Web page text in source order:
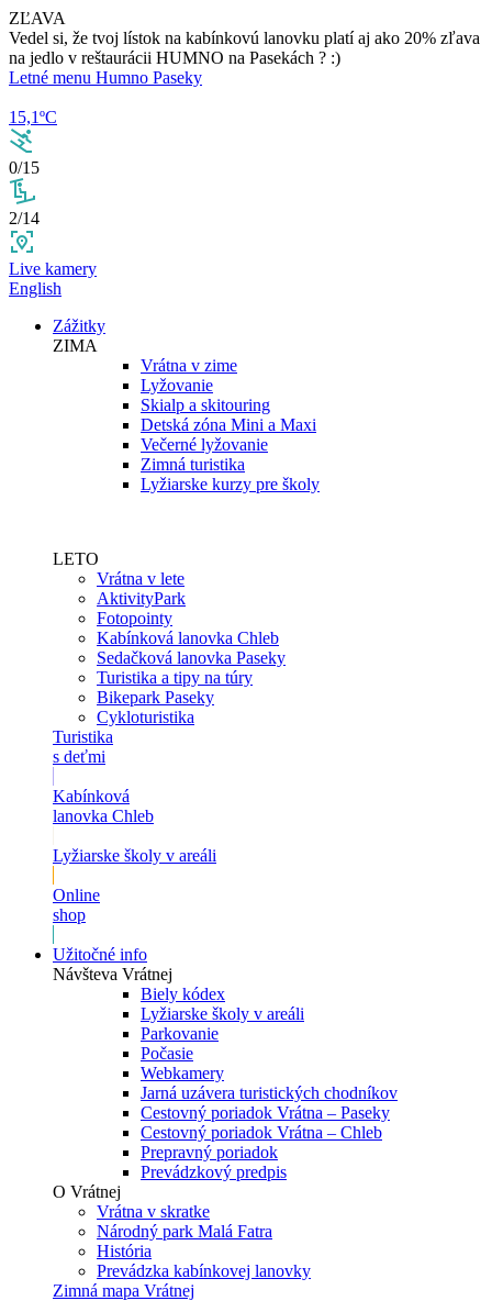
ZĽAVA
Vedel si, že tvoj lístok na kabínkovú lanovku platí aj ako 20% zľava
na jedlo v reštaurácii HUMNO na Pasekách ? :)
Letné menu Humno Paseky
15,1ºC
0/15
2/14
Live kamery
English
Zážitky
ZIMA
Vrátna v zime
Lyžovanie
Skialp a skitouring
Detská zóna Mini a Maxi
Večerné lyžovanie
Zimná turistika
Lyžiarske kurzy pre školy
LETO
Vrátna v lete
AktivityPark
Fotopointy
Kabínková lanovka Chleb
Sedačková lanovka Paseky
Turistika a tipy na túry
Bikepark Paseky
Cykloturistika
Turistika
s deťmi
Kabínková
lanovka Chleb
Lyžiarske školy v areáli
Online
shop
Užitočné info
Návšteva Vrátnej
Biely kódex
Lyžiarske školy v areáli
Parkovanie
Počasie
Webkamery
Jarná uzávera turistických chodníkov
Cestovný poriadok Vrátna – Paseky
Cestovný poriadok Vrátna – Chleb
Prepravný poriadok
Prevádzkový predpis
O Vrátnej
Vrátna v skratke
Národný park Malá Fatra
História
Prevádzka kabínkovej lanovky
Zimná mapa Vrátnej